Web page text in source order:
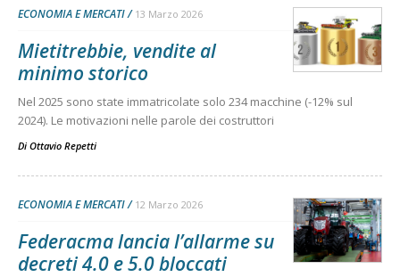
ECONOMIA E MERCATI 13 Marzo 2026
Mietitrebbie, vendite al
minimo storico
Nel 2025 sono state immatricolate solo 234 macchine (-12% sul
2024). Le motivazioni nelle parole dei costruttori
Di Ottavio Repetti
ECONOMIA E MERCATI 12 Marzo 2026
Federacma lancia l’allarme su
decreti 4.0 e 5.0 bloccati